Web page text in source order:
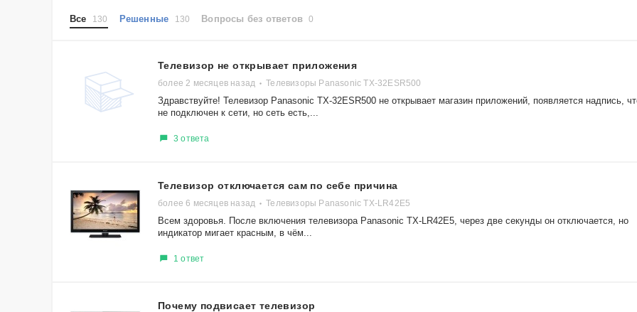
Все 130 Решенные 130 Вопросы без ответов0
Телевизор не открывает приложения
более 2 месяцев назад Телевизоры Panasonic TX-32ESR500
Здравствуйте! Телевизор Panasonic TX-32ESR500 не открывает магазин приложений, появляется надпись,
не подключен к сети, но сеть есть,...
3 ответа
Телевизор отключается сам по себе причина
более 6 месяцев назад Телевизоры Panasonic TX-LR42E5
Всем здоровья. После включения телевизора Panasonic TX-LR42E5, через две секунды он отключается, но
индикатор мигает красным, в чём...
1 ответ
Почему подвисает телевизор